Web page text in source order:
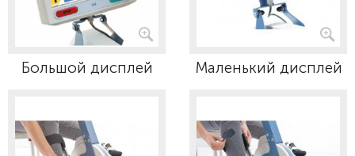
Большой дисплей Маленький дисплей